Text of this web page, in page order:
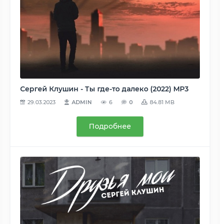
Сергей Клушин - Ты где-то далеко (2022) MP3
29.03.2023 ADMIN 6 0 84.81 MB
Подробнее